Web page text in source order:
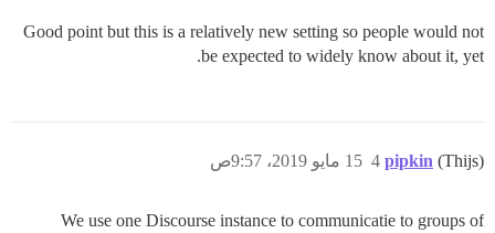
Good point but this is a relatively new setting so people would not
be expected to widely know about it, yet.
pipkin (Thijs) 15 مايو 2019، 9:57ص 4
We use one Discourse instance to communicatie to groups of